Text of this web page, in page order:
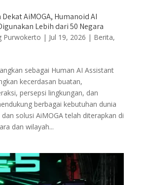
AiMOGA, Humanoid AI
Lebih dari 50 Negara
Purwokerto | Jul 19, 2026 | Berita,
sebagai Human AI Assistant
kecerdasan buatan,
persepsi lingkungan, dan
berbagai kebutuhan dunia
solusi AiMOGA telah diterapkan di
dan wilayah...